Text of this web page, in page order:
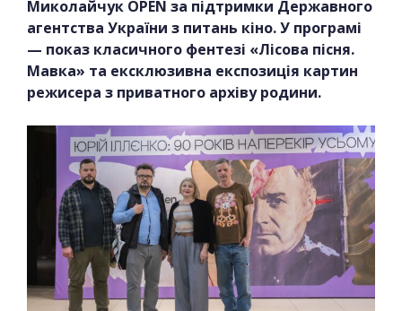
Миколайчук OPEN за підтримки Державного
агентства України з питань кіно. У програмі
— показ класичного фентезі «Лісова пісня.
Мавка» та ексклюзивна експозиція картин
режисера з приватного архіву родини.